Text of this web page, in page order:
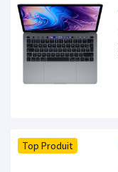
Top Produit